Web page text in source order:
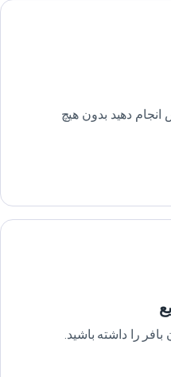
انجام دهید بدون هیچ
را داشته باشید.